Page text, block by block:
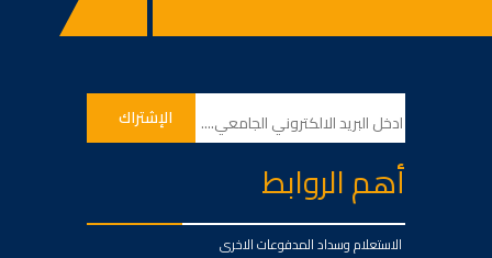
أهم الروابط
الاستعلام وسداد المدفوعات الاخرى